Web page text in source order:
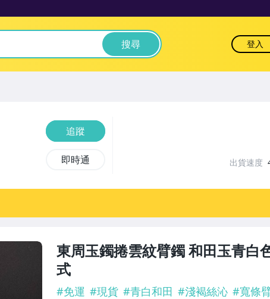
搜尋 登入
東周玉鐲捲雲紋臂鐲 和田玉青白
式
#免運 #現貨 #青白和田 #淺褐絲沁 #寬條
追蹤
即時通 出貨速度